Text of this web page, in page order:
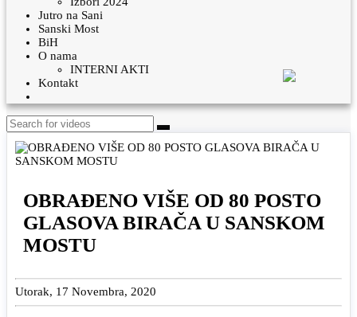
Jutro na Sani
Sanski Most
BiH
O nama
INTERNI AKTI
Kontakt
OBRAĐENO VIŠE OD 80 POSTO
GLASOVA BIRAČA U SANSKOM
MOSTU
Utorak, 17 Novembra, 2020